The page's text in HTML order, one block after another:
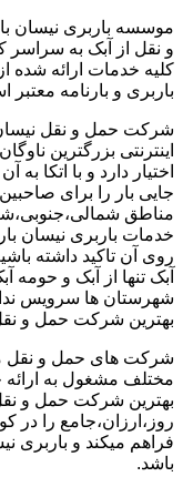
موسسه باربری نیسان
و نقل از آبک به سراسر
کلیه خدمات ارائه
باربری و بارنامه معتبر
شرکت حمل و نقل نیسان
اینترنتی بزرگترین
اختیار دارد و با اتکا
جایی بار را برای
مناطق
خدمات باربری نیسان
روی آن تاکید داشته
آبک تنها از آبک و حومه
شهرستان ها سرویس
بهترین شرکت حمل و
شرکت های حمل و نقل
مختلف مشغول به ارائه
بهترین شرکت حمل و
روز،ارزان،جامع را در
فراهم میکند و باربری
باشد.